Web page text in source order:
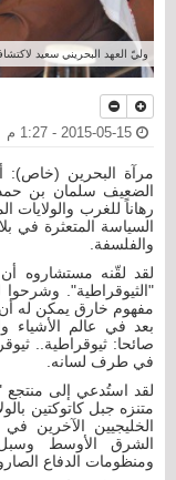
وليّ العهد البحريني سعيد
مرآة البحرين (خاص):
الضعيف سلمان بن
رهاناً للغرب
السياسة المتعثرة في
والفلسفة.
لقد لقّنه مستشاروه
"الثيوقراطية".
مفهوم خارق يمكن له
بعد في عالم الأشياء
صائحا: ثيوقراطية..
في طرف لسانه.
لقد استُدعي إلى منتجع
متنزه جبل كاتوكتين
الخليجيين الآخرين
الشرق الأوسط وسبل
ومنظومات الدفاع